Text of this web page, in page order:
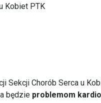
Kobiet PTK
Sekcji Chorób Serca u
będzie problemom